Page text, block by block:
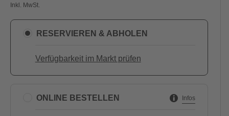
Inkl. MwSt.
RESERVIEREN & ABHOLEN
Verfügbarkeit im Markt prüfen
ONLINE BESTELLEN Infos